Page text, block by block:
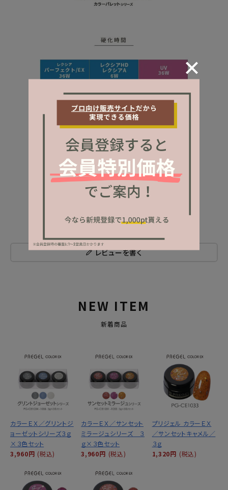
レビューを書く
NEW ITEM
新着商品
カラーＥＸ／グリントジ
ョーゼットシリーズ３ｇ
×３色セット
3,960円 (税込)
カラーＥＸ／サンセット
ミラージュシリーズ ３
ｇ×３色セット
3,960円 (税込)
プリジェル カラーＥＸ
／サンセットキャメル／
３ｇ
1,320円 (税込)